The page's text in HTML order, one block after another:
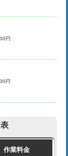
円
～
円+材料費
円+材料費
円
円
作業料金